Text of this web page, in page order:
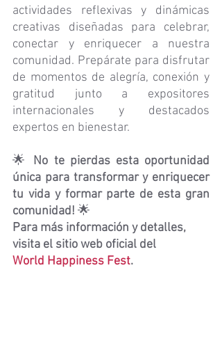
actividades reflexivas y dinámicas
creativas diseñadas para celebrar,
conectar y enriquecer a nuestra
comunidad. Prepárate para disfrutar
de momentos de alegría, conexión y
gratitud junto a expositores
internacionales y destacados
expertos en bienestar.
🌟 No te pierdas esta oportunidad
única para transformar y enriquecer
tu vida y formar parte de esta gran
comunidad! 🌟
Para más información y detalles,
visita el sitio web oficial del
World Happiness Fest.